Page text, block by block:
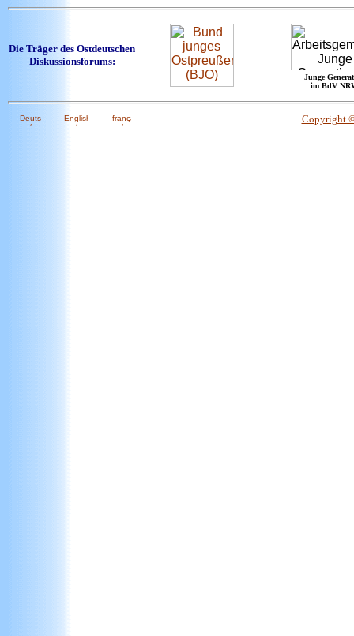
Die Träger des Ostdeutschen
Diskussionsforums:
Junge
im BdV
Copyright